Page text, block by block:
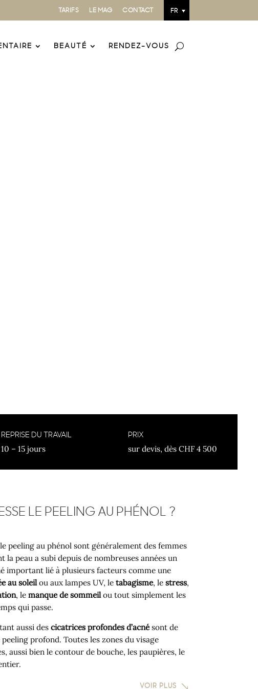
TARIFS LE MAG CONTACT FR
BEAUTÉ RENDEZ-VOUS
REPRISE DU TRAVAIL
10 – 15 jours
PRIX
sur devis, dès CHF 4 500
LE PEELING AU PHÉNOL ?
peeling au phénol sont généralement des femmes
la peau a subi depuis de nombreuses années un
important lié à plusieurs facteurs comme une
au soleilou aux lampes UV, le tabagisme, le stress,
, le manque de sommeilou tout simplement les
qui passe.
aussi des cicatrices profondes d’acnésont de
profond. Toutes les zones du visage
aussi bien le contour de bouche, les paupières, le
VOIR PLUS